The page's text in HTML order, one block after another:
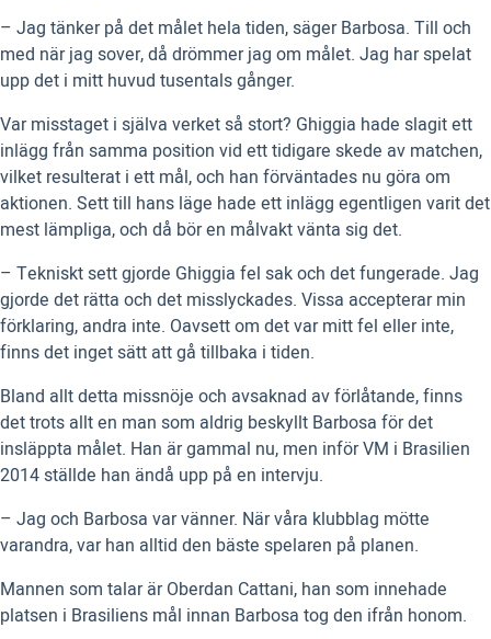
– Jag tänker på det målet hela tiden, säger Barbosa. Till och
med när jag sover, då drömmer jag om målet. Jag har spelat
upp det i mitt huvud tusentals gånger.
Var misstaget i själva verket så stort? Ghiggia hade slagit ett
inlägg från samma position vid ett tidigare skede av matchen,
vilket resulterat i ett mål, och han förväntades nu göra om
aktionen. Sett till hans läge hade ett inlägg egentligen varit det
mest lämpliga, och då bör en målvakt vänta sig det.
– Tekniskt sett gjorde Ghiggia fel sak och det fungerade. Jag
gjorde det rätta och det misslyckades. Vissa accepterar min
förklaring, andra inte. Oavsett om det var mitt fel eller inte,
finns det inget sätt att gå tillbaka i tiden.
Bland allt detta missnöje och avsaknad av förlåtande, finns
det trots allt en man som aldrig beskyllt Barbosa för det
insläppta målet. Han är gammal nu, men inför VM i Brasilien
2014 ställde han ändå upp på en intervju.
– Jag och Barbosa var vänner. När våra klubblag mötte
varandra, var han alltid den bäste spelaren på planen.
Mannen som talar är Oberdan Cattani, han som innehade
platsen i Brasiliens mål innan Barbosa tog den ifrån honom.